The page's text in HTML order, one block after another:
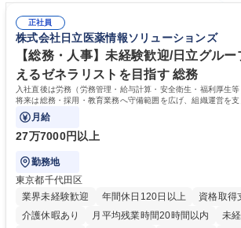
正社員
株式会社日立医薬情報ソリューションズ
【総務・人事】未経験歓迎/日立グル
えるゼネラリストを目指す 総務
入社直後は労務（労務管理・給与計算・安全衛生・福利厚生等
将来は総務・採用・教育業務へ守備範囲を広げ、組織運営を支
ます。
月給
27万7000円以上
勤務地
東京都千代田区
業界未経験歓迎
年間休日120日以上
資格取得
介護休暇あり
月平均残業時間20時間以内
未